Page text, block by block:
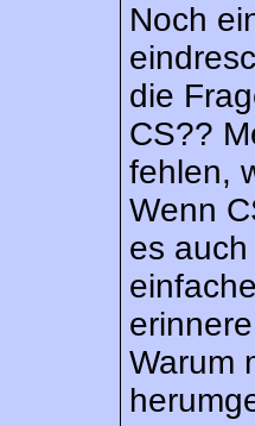
Noch
die
CS??
fehlen,
Wenn
es
Warum